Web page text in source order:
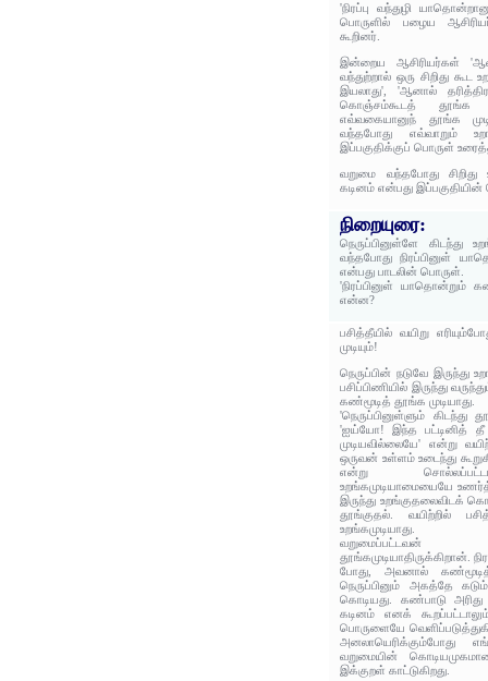
'நிரப்பு வந்துழி
பொருளில் பழைய
கூறினர்.
இன்றைய ஆசிரியர்கள்
வந்துற்றால் ஒரு சிறிது
இயலாது', 'ஆனால்
கொஞ்சம்கூடத் தூங்க
எவ்வகையானுந் தூங்க
வந்தபோது எவ்வாறும்
இப்பகுதிக்குப் பொருள்
வறுமை வந்தபோது
கடினம் என்பது
நிறையுரை:
நெருப்பினுள்ளே கிடந்து
வந்தபோது நிரப்பினுள்
என்பது பாடலின் பொருள்.
'நிரப்பினுள் யாதொன்றும்
என்ன?
பசித்தீயில் வயிறு
முடியும்!
நெருப்பின் நடுவே இருந்து
பசிப்பிணியில் இருந்து
கண்மூடித் தூங்க முடியாது.
'நெருப்பினுள்ளும்
'ஐய்யோ! இந்த பட்டினித்
முடியவில்லையே' என்று
ஒருவன் உள்ளம் உடைந்து
என்று
உறங்கமுடியாமையையே
இருந்து உறங்குதலைவிடக்
தூங்குதல். வயிற்றில்
உறங்கமுடியாது.
தூங்கமுடியாதிருக்கிறான்.
போது, அவனால்
நெருப்பினும் அகத்தே
கொடியது. கண்பாடு
கடினம் எனக்
பொருளையே
அனலாயெரிக்கும்போது
வறுமையின்
இக்குறள் காட்டுகிறது.